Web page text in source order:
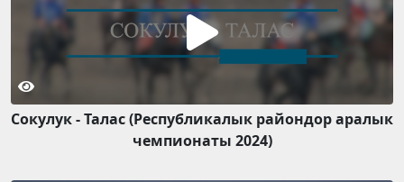
Сокулук - Талас (Республикалык райондор аралык
чемпионаты 2024)